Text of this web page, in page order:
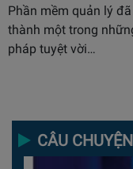
Phần mềm quản lý
thành một trong
pháp tuyệt vời…
CÂU